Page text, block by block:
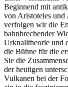
Beginnend mit
von Aristoteles und
verfolgen wir die
bahnbrechender
Urknalltheorie und
die Bühne für die
Sie die
der heutigen
Vulkanen bei der